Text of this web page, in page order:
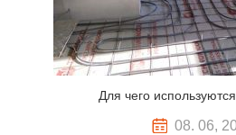
Для чего
08. 06,